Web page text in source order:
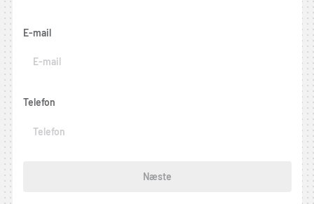
E-mail
Telefon
Næste